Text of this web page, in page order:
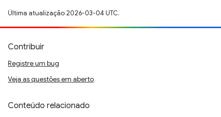
Última atualização 2026-03-04 UTC.
Contribuir
Registre um bug
Veja as questões em aberto
Conteúdo relacionado